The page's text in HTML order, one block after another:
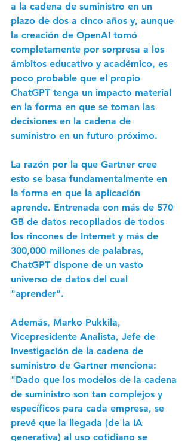
a la cadena de suministro en un
plazo de dos a cinco años y, aunque
la creación de OpenAI tomó
completamente por sorpresa a los
ámbitos educativo y académico, es
poco probable que el propio
ChatGPT tenga un impacto material
en la forma en que se toman las
decisiones en la cadena de
suministro en un futuro próximo.
La razón por la que Gartner cree
esto se basa fundamentalmente en
la forma en que la aplicación
aprende. Entrenada con más de 570
GB de datos recopilados de todos
los rincones de Internet y más de
300,000 millones de palabras,
ChatGPT dispone de un vasto
universo de datos del cual
"aprender".
Además, Marko Pukkila,
Vicepresidente Analista, Jefe de
Investigación de la cadena de
suministro de Gartner menciona:
"Dado que los modelos de la cadena
de suministro son tan complejos y
específicos para cada empresa, se
prevé que la llegada (de la IA
generativa) al uso cotidiano se